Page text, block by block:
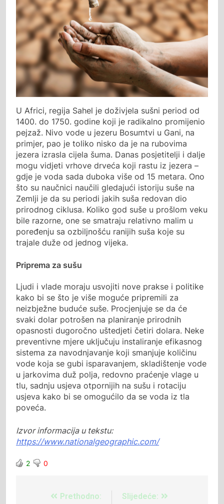
U Africi, regija Sahel je doživjela sušni period od
1400. do 1750. godine koji je radikalno promijenio
pejzaž. Nivo vode u jezeru Bosumtvi u Gani, na
primjer, pao je toliko nisko da je na rubovima
jezera izrasla cijela šuma. Danas posjetitelji i dalje
mogu vidjeti vrhove drveća koji rastu iz jezera –
gdje je voda sada duboka više od 15 metara. Ono
što su naučnici naučili gledajući istoriju suše na
Zemlji je da su periodi jakih suša redovan dio
prirodnog ciklusa. Koliko god suše u prošlom veku
bile razorne, one se smatraju relativno malim u
poređenju sa ozbiljnošću ranijih suša koje su
trajale duže od jednog vijeka.
Priprema za sušu
Ljudi i vlade moraju usvojiti nove prakse i politike
kako bi se što je više moguće pripremili za
neizbježne buduće suše. Procjenjuje se da će
svaki dolar potrošen na planiranje prirodnih
opasnosti dugoročno uštedjeti četiri dolara. Neke
preventivne mjere uključuju instaliranje efikasnog
sistema za navodnjavanje koji smanjuje količinu
vode koja se gubi isparavanjem, skladištenje vode
u jarkovima duž polja, redovno praćenje vlage u
tlu, sadnju usjeva otpornijih na sušu i rotaciju
usjeva kako bi se omogućilo da se voda iz tla
poveća.
Izvor informacija u tekstu:
https://www.nationalgeographic.com/
2 0
Prethodno:
Slijedeće: